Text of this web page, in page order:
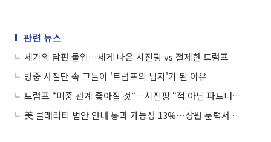
관련 뉴스
세기의 담판 돌입…세게 나온 시진핑 vs 절제한 트럼프
방중 사절단 속 그들이 '트럼프의 남자'가 된 이유
트럼프 “미중 관계 좋아질 것“…시진핑 “적 아닌 파트너돼야”
美 클래리티 법안 연내 통과 가능성 13%…상원 문턱서 제동